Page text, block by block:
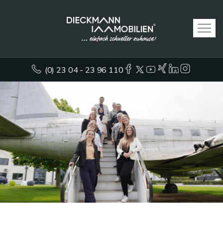
(0) 23 04 - 23 96 110